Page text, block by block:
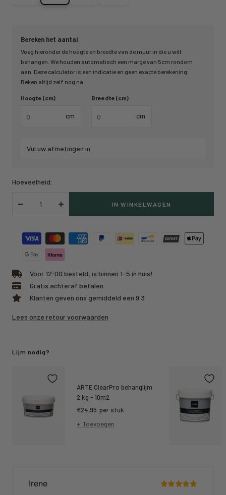
Bereken het aantal
Voeg hieronder de hoogte en breedte van de muur in die u wilt
behangen. We houden automatisch een marge van 5cm rondom
aan. Deze calculator is een indicatie en geen exacte berekening.
Reken altijd zelf nog na.
Hoogte (cm)
cm
Breedte (cm)
cm
Vul uw afmetingen in
Hoeveelheid:
Verlaag
Verhoog
IN WINKELWAGEN
Voor 12:00 besteld, is binnen 1-5 in huis!
Gratis achteraf betalen
Klanten geven ons gemiddeld een 9.3
Lees onze retour voorwaarden
Lijm nodig?
ARTE ClearPro behanglijm
2 kg - 10m2
Kortings
prijs
€24,95 per stuk
+ Toevoegen